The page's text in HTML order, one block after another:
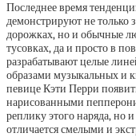
Последнее время
демонстрируют не только
дорожках, но и обычные
тусовках, да и просто в
разрабатывают целые
образами музыкальных и
певице Кэти Перри
нарисованными
реплику этого наряда, но
отличается смелыми и